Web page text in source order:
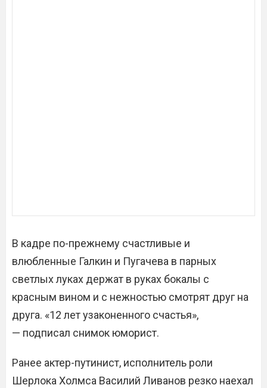
В кадре по-прежнему счастливые и
влюбленные Галкин и Пугачева в парных
светлых луках держат в руках бокалы с
красным вином и с нежностью смотрят друг на
друга. «12 лет узаконенного счастья»,
— подписал снимок юморист.
Ранее актер-путинист, исполнитель роли
Шерлока Холмса Василий Ливанов резко наехал